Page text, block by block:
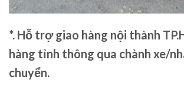
*. Hỗ trợ giao hàng nội thành
hàng tỉnh thông qua chành xe/
chuyển.